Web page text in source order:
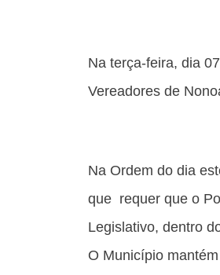
Na terça-feira, dia
Vereadores de
Na Ordem do dia
que requer que o
Legislativo, dentro
O Município